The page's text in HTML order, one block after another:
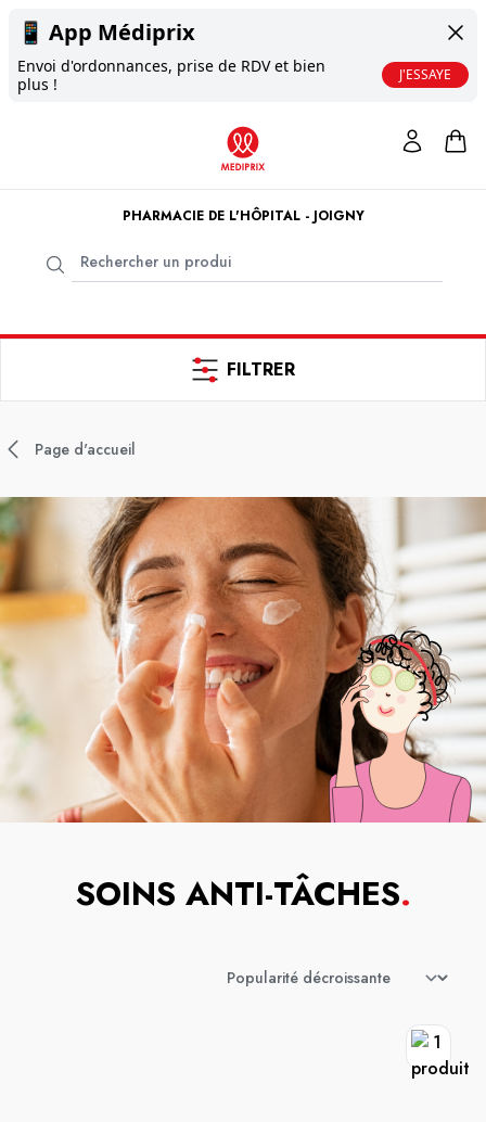
📱 App Médiprix
Envoi d'ordonnances, prise de RDV et bien
plus !
J'ESSAYE
PHARMACIE DE L'HÔPITAL - JOIGNY
FILTRER
Page d'accueil
SOINS ANTI-TÂCHES.